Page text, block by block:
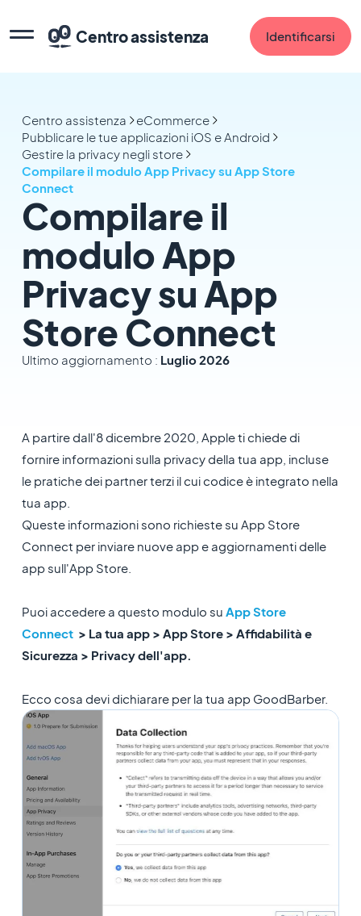
Centro assistenza Identificarsi
Centro assistenza
eCommerce
Pubblicare le tue applicazioni iOS e Android
Gestire la privacy negli store
Compilare il modulo App Privacy su App Store
Connect
Compilare il
modulo App
Privacy su App
Store Connect
Ultimo aggiornamento : Luglio 2026
A partire dall'8 dicembre 2020, Apple ti chiede di
fornire informazioni sulla privacy della tua app, incluse
le pratiche dei partner terzi il cui codice è integrato nella
tua app.
Queste informazioni sono richieste su App Store
Connect per inviare nuove app e aggiornamenti delle
app sull'App Store.
Puoi accedere a questo modulo su App Store
Connect> La tua app > App Store > Affidabilità e
Sicurezza > Privacy dell'app.
Ecco cosa devi dichiarare per la tua app GoodBarber.